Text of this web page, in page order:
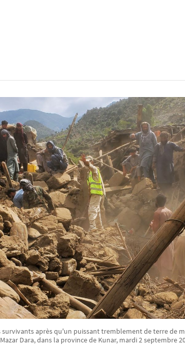
survivants après qu'un puissant tremblement de terre de
Dara, dans la province de Kunar, mardi 2 septembre